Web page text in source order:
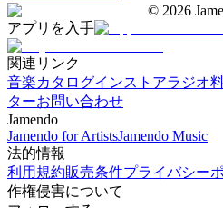
© 2026
アプリを入手
関連リンク
音楽カタログインストアラジオ
ターお問い合わせ
Jamendo
Jamendo for ArtistsJamendo Music
法的情報
利用規約販売条件プライバシー
作権侵害について